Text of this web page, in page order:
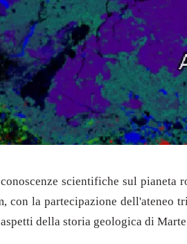
scientifiche sul pianeta
con la partecipazione dell'ateneo
della storia geologica di